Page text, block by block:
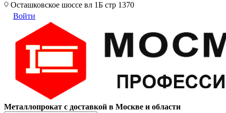
Осташковское шоссе вл 1Б стр 1370
Войти
Металлопрокат с доставкой в Москве и области